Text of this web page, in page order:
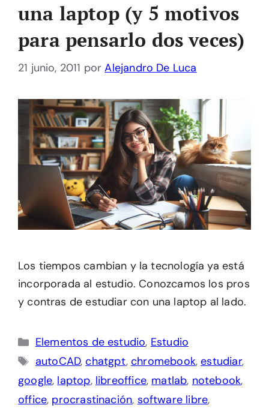
una laptop (y 5 motivos
para pensarlo dos veces)
21 junio, 2011 porAlejandro De Luca
Los tiempos cambian y la tecnología ya está
incorporada al estudio. Conozcamos los pros
y contras de estudiar con una laptop al lado.
Categorías
Elementos de estudio, Estudio
Etiquetas
autoCAD,chatgpt,chromebook,estudiar,
google, laptop, libreoffice, matlab, notebook,
office, procrastinación, software libre,